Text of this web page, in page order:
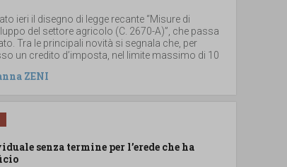
ieri il disegno di legge recante “Misure di
del settore agricolo (C. 2670-A)”, che passa
Tra le principali novità si segnala che, per
un credito d’imposta, nel limite massimo di 10
ZENI
senza termine per l’erede che ha